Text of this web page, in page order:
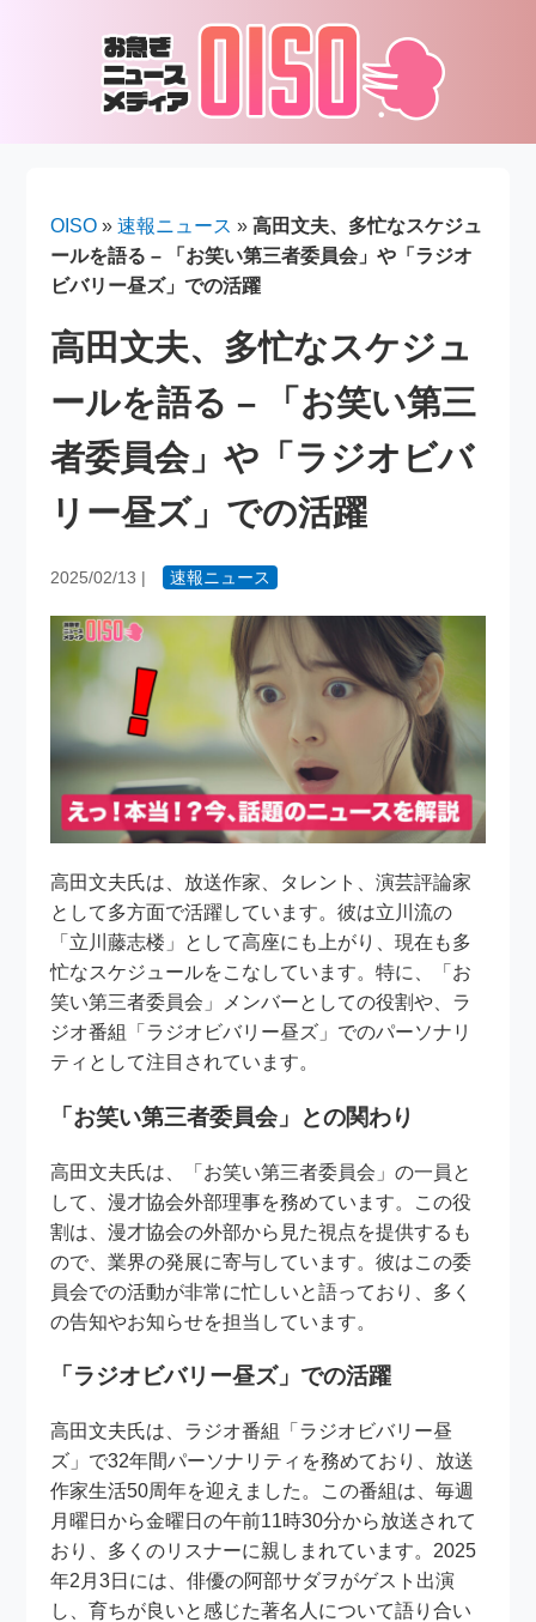
OISO »速報ニュース »高田文夫、多忙なスケジュ
ールを語る – 「お笑い第三者委員会」や「ラジオ
ビバリー昼ズ」での活躍
高田文夫、多忙なスケジュ
ールを語る – 「お笑い第三
者委員会」や「ラジオビバ
リー昼ズ」での活躍
2025/02/13 | 速報ニュース
高田文夫氏は、放送作家、タレント、演芸評論家
として多方面で活躍しています。彼は立川流の
「立川藤志楼」として高座にも上がり、現在も多
忙なスケジュールをこなしています。特に、「お
笑い第三者委員会」メンバーとしての役割や、ラ
ジオ番組「ラジオビバリー昼ズ」でのパーソナリ
ティとして注目されています。
「お笑い第三者委員会」との関わり
高田文夫氏は、「お笑い第三者委員会」の一員と
して、漫才協会外部理事を務めています。この役
割は、漫才協会の外部から見た視点を提供するも
ので、業界の発展に寄与しています。彼はこの委
員会での活動が非常に忙しいと語っており、多く
の告知やお知らせを担当しています。
「ラジオビバリー昼ズ」での活躍
高田文夫氏は、ラジオ番組「ラジオビバリー昼
ズ」で32年間パーソナリティを務めており、放送
作家生活50周年を迎えました。この番組は、毎週
月曜日から金曜日の午前11時30分から放送されて
おり、多くのリスナーに親しまれています。2025
年2月3日には、俳優の阿部サダヲがゲスト出演
し、育ちが良いと感じた著名人について語り合い